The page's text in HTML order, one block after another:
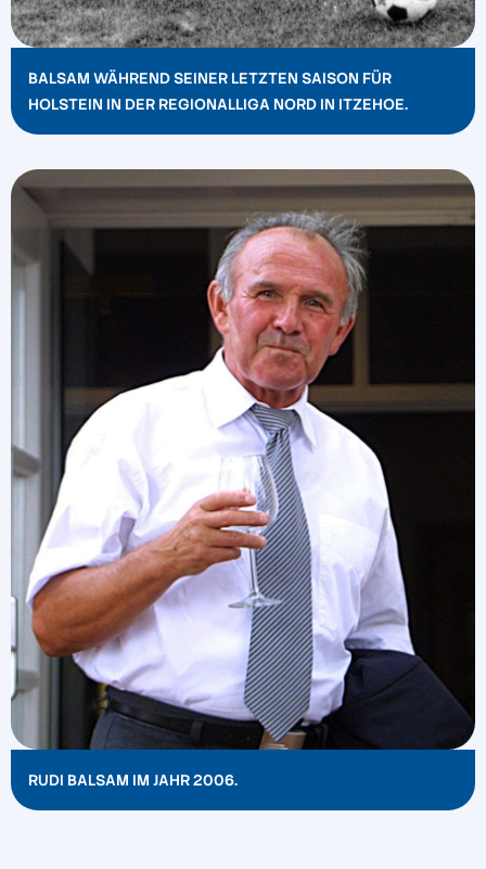
BALSAM WÄHREND SEINER LETZTEN SAISON FÜR
HOLSTEIN IN DER REGIONALLIGA NORD IN ITZEHOE.
RUDI BALSAM IM JAHR 2006.